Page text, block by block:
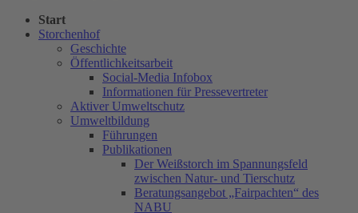
Start
Storchenhof
Geschichte
Öffentlichkeitsarbeit
Social-Media Infobox
Informationen für Pressevertreter
Aktiver Umweltschutz
Umweltbildung
Führungen
Publikationen
Der Weißstorch im Spannungsfeld
zwischen Natur- und Tierschutz
Beratungsangebot „Fairpachten“ des
NABU